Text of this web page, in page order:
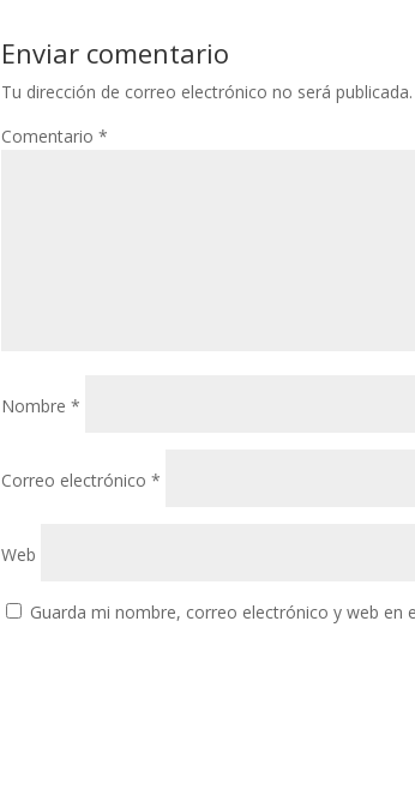
Enviar comentario
Tu dirección de correo electrónico no será publicada.
Comentario *
Nombre *
Correo electrónico *
Web
Guarda mi nombre, correo electrónico y web en